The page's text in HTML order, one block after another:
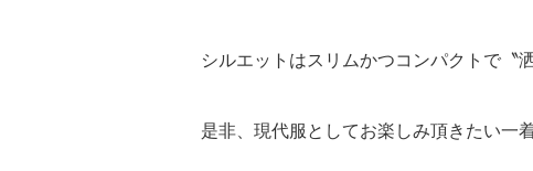
シルエットはスリムかつコンパクトで〝
是非、現代服としてお楽しみ頂きたい一着